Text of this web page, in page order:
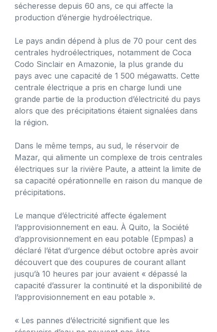
sécheresse depuis 60 ans, ce qui affecte la
production d’énergie hydroélectrique.
Le pays andin dépend à plus de 70 pour cent des
centrales hydroélectriques, notamment de Coca
Codo Sinclair en Amazonie, la plus grande du
pays avec une capacité de 1 500 mégawatts. Cette
centrale électrique a pris en charge lundi une
grande partie de la production d’électricité du pays
alors que des précipitations étaient signalées dans
la région.
Dans le même temps, au sud, le réservoir de
Mazar, qui alimente un complexe de trois centrales
électriques sur la rivière Paute, a atteint la limite de
sa capacité opérationnelle en raison du manque de
précipitations.
Le manque d’électricité affecte également
l’approvisionnement en eau. À Quito, la Société
d’approvisionnement en eau potable (Epmpas) a
déclaré l’état d’urgence début octobre après avoir
découvert que des coupures de courant allant
jusqu’à 10 heures par jour avaient « dépassé la
capacité d’assurer la continuité et la disponibilité de
l’approvisionnement en eau potable ».
« Les pannes d’électricité signifient que les